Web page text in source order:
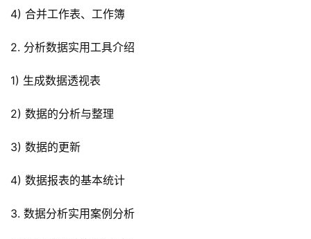
4) 合并工作表、工作簿
2. 分析数据实用工具介绍
1) 生成数据透视表
2) 数据的分析与整理
3) 数据的更新
4) 数据报表的基本统计
3. 数据分析实用案例分析